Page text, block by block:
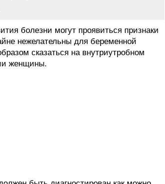
болезни могут проявиться признаки
нежелательны для беременной
сказаться на внутриутробном
женщины.